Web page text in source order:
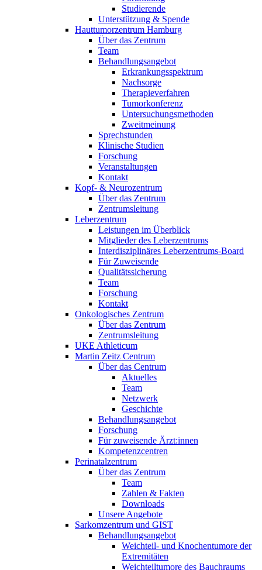
Studierende
Unterstützung & Spende
Hauttumorzentrum Hamburg
Über das Zentrum
Team
Behandlungsangebot
Erkrankungsspektrum
Nachsorge
Therapieverfahren
Tumorkonferenz
Untersuchungsmethoden
Zweitmeinung
Sprechstunden
Klinische Studien
Forschung
Veranstaltungen
Kontakt
Kopf- & Neurozentrum
Über das Zentrum
Zentrumsleitung
Leberzentrum
Leistungen im Überblick
Mitglieder des Leberzentrums
Interdisziplinäres Leberzentrums-Board
Für Zuweisende
Qualitätssicherung
Team
Forschung
Kontakt
Onkologisches Zentrum
Über das Zentrum
Zentrumsleitung
UKE Athleticum
Martin Zeitz Centrum
Über das Centrum
Aktuelles
Team
Netzwerk
Geschichte
Behandlungsangebot
Forschung
Für zuweisende Ärzt:innen
Kompetenzcentren
Perinatalzentrum
Über das Zentrum
Team
Zahlen & Fakten
Downloads
Unsere Angebote
Sarkomzentrum und GIST
Behandlungsangebot
Weichteil- und Knochentumore der
Extremitäten
Weichteiltumore des Bauchraums